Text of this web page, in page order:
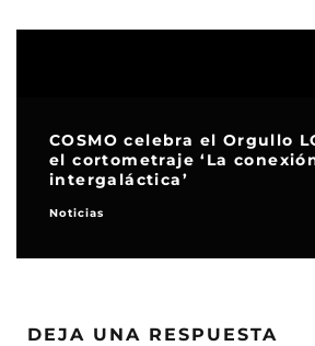
COSMO celebra el Orgullo
el cortometraje ‘La
intergaláctica’
Noticias
DEJA UNA RESPUESTA